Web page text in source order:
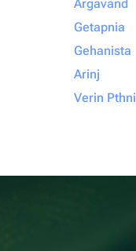
Argavand
Getapnia
Gehanista
Arinj
Verin Pthni